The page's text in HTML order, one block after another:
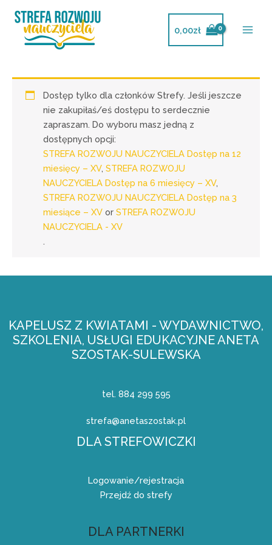
0,00zł
Dostęp tylko dla członków Strefy. Jeśli jeszcze
nie zakupiłaś/eś dostępu to serdecznie
zapraszam. Do wyboru masz jedną z
dostępnych opcji:
STREFA ROZWOJU NAUCZYCIELA Dostęp na 12
miesięcy – XV,STREFA ROZWOJU
NAUCZYCIELA Dostęp na 6 miesięcy – XV,
STREFA ROZWOJU NAUCZYCIELA Dostęp na 3
miesiące – XV orSTREFA ROZWOJU
NAUCZYCIELA - XV
.
KAPELUSZ Z KWIATAMI - WYDAWNICTWO,
SZKOLENIA, USŁUGI EDUKACYJNE ANETA
SZOSTAK-SULEWSKA
tel. 884 299 595
strefa@anetaszostak.pl
DLA STREFOWICZKI
Logowanie/rejestracja
Przejdź do strefy
DLA PARTNERKI